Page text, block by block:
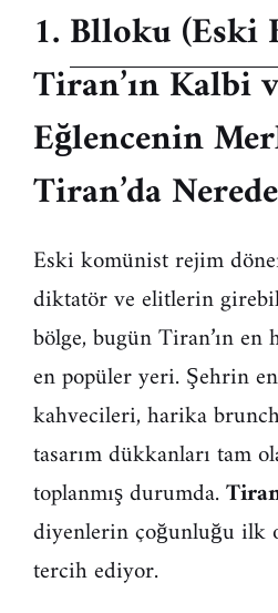
1.Blloku (Eski
Tiran’ın Kalbi
Eğlencenin
Tiran’da
Eski komünist rejim
diktatör ve elitlerin
bölge, bugün Tiran’ın en
en popüler yeri. Şehrin
kahvecileri, harika
tasarım dükkanları tam
toplanmış durumda.
diyenlerin çoğunluğu ilk
tercih ediyor.